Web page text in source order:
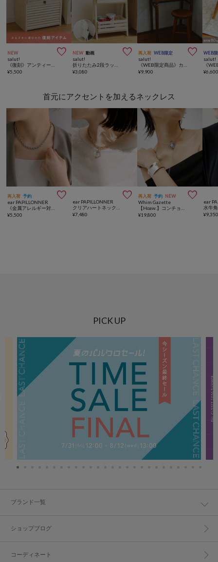
NEW 
salut!
¥5,500
NEW 動画 
salut!
¥3,080
再入荷 WEB限定 
salut!
¥9,900
WEB
salut!
¥
首元にアクセントを加えるネックレス
再入荷 予約 
ear PAPILLONNER
¥5,500

ear PAPILLONNER
¥7,480
再入荷 予約 NEW 
Whim Gazette
¥19,800
ear
¥
PICK UP
ブランド一覧
ショップブログ
コーディネート